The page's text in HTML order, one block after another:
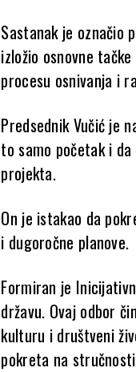
Sastanak je označio
izložio osnovne
procesu osnivanja i
Predsednik Vučić je
to samo početak i
projekta.
On je istakao da
i dugoročne planove.
Formiran je
državu. Ovaj odbor
kulturu i društveni
pokreta na